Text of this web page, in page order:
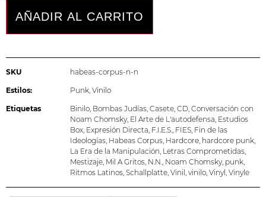
AÑADIR AL CARRITO
SKU habeas-corpus-n-n
Estilos: Punk Vinilo
Etiquetas Binilo Bombas Judías Casete CD Conversación con
Noam Chomsky, El Arte de L'autodefensa Estudios
Box Expresión Directa F.I.E.S. FIES Fin de las
Ideologías Habeas Corpus Hardcore hardcore punk
La Era de la Manipulación Letras Comprometidas
Mestizaje Mil A Gritos N.N. Noam Chomsky, punk
Ritmos Latinos Schallplatte Vinil vinilo Vinyl Vinyle